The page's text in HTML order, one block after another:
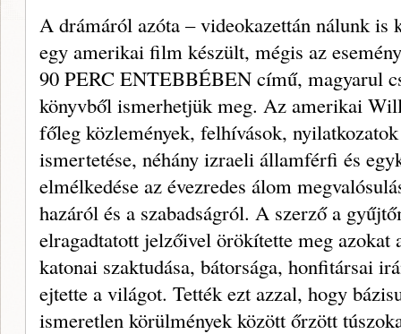
A drámáról azóta – videokazet­tán nálunk is
egy amerikai film készült, mégis az
90 PERC ENTEBBÉBEN című, magyarul
könyvből ismer­hetjük meg. Az amerikai
főleg köz­lemények, felhívások,
ismertetése, néhány izraeli államférfi és
elmélkedése az évezredes álom
hazáról és a szabadságról. A szerző a
elragad­tatott jelzőivel örökítette meg azo­kat
katonai szaktudása, bátorsága, honfitársai
ejtette a világot. Tették ezt azzal, hogy
ismeretlen körülmények kö­zött őrzött